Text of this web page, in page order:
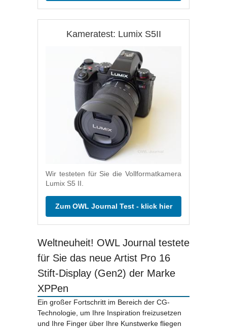
Kameratest: Lumix S5II
Wir testeten für Sie die Vollformatkamera
Lumix S5 II.
Zum OWL Journal Test - klick hier
Weltneuheit! OWL Journal testete
für Sie das neue Artist Pro 16
Stift-Display (Gen2) der Marke
XPPen
Ein großer Fortschritt im Bereich der CG-
Technologie, um Ihre Inspiration freizusetzen
und Ihre Finger über Ihre Kunstwerke fliegen